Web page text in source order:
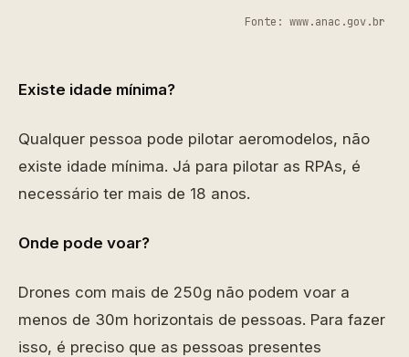
Fonte: www.anac.gov.br
Existe idade mínima?
Qualquer pessoa pode pilotar aeromodelos, não
existe idade mínima. Já para pilotar as RPAs, é
necessário ter mais de 18 anos.
Onde pode voar?
Drones com mais de 250g não podem voar a
menos de 30m horizontais de pessoas. Para fazer
isso, é preciso que as pessoas presentes